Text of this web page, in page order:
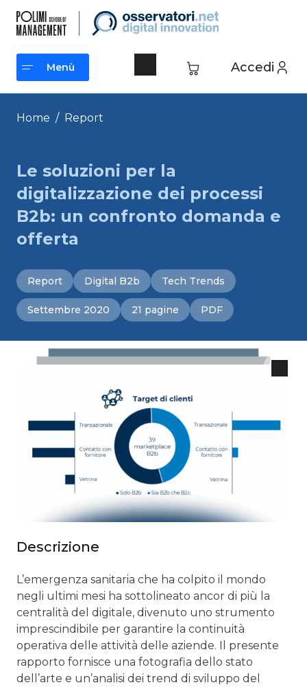
contenuto
Accedi
Menù
Menù
Home / Report
Le soluzioni per la
digitalizzazione dei processi
B2b: un confronto domanda e
offerta
Report Digital B2b Tech Trends
Settembre 2020 21 pagine PDF
Descrizione
L’emergenza sanitaria che ha colpito il mondo
negli ultimi mesi ha sottolineato ancor di più la
centralità del digitale, divenuto uno strumento
imprescindibile per garantire la continuità
operativa delle attività delle aziende. Il presente
rapporto fornisce una fotografia dello stato
dell’arte e un’analisi dei trend di sviluppo del